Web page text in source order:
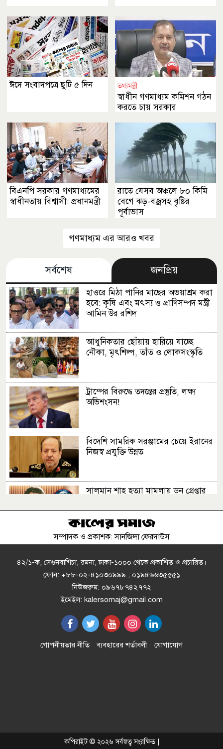
ঈদে সংবাদপত্রে ছুটি ৫ দিন তথ্যমন্ত্রী
স্বাধীন গণমাধ্যম কমিশন গঠন
করতে চায় সরকার
বিএনপি সরকার গণমাধ্যমের
স্বাধীনতায় বিশ্বাসী: প্রধানমন্ত্রী
রাতে যেসব অঞ্চলে ৮০ কিমি
বেগে ঝড়-বজ্রসহ বৃষ্টির
পূর্বাভাস
গণমাধ্যম এর আরও খবর
সর্বশেষ জনপ্রিয়
হাওরে মিঠা পানির মাছের অভয়াশ্রম করা
হবে: কৃষি এবং মৎস্য ও প্রাণিসম্পদ মন্ত্রী
আমিন উর রশিদ
আধুনিকতার ছোঁয়ায় হারিয়ে যাচ্ছে
নৌকা, মৃৎশিল্প, তাঁত ও লোকসংস্কৃতি
ট্রাম্পের বিরুদ্ধে তদন্তের প্রস্তুতি, লক্ষ্য
অভিশংসন!
বিদেশি সামরিক সরঞ্জামের চেয়ে ইরানের
নিজস্ব প্রযুক্তি উন্নত
সালমান শাহ হত্যা মামলায় ডন গ্রেপ্তার
রাষ্ট্রপতি নির্বাচনে ১১ দলীয় জোটের প্রার্থী
লবণ চাষিদের কষ্ট লাঘবে শিগগিরই
নতুন মূল্য নির্ধারণ করা হবে : প্রধানমন্ত্রী
আকস্মিক পরিদর্শনে স্থাস্থ্যমন্ত্রী, চাঁদপুরের
সিভিল সার্জন বরখাস্ত
পাল্টা হুঁশিয়ারি ফিফার
সম্পাদক ও প্রকাশক: সানজিদা ফেরদাউস
৪২/১-ক, সেগুনবাগিচা, রমনা, ঢাকা-১০০০ থেকে প্রকাশিত ও প্রচারিত।
ফোন: +৮৮-০২-৪১০৩০৯৯৯ , ০১৯৪৬৬৩৫৫৫১
নিউজরুম: ০৯৬৭৮৭৪২৭৭২
ইমেইল: kalersomaj@gmail.com
গোপনীয়তার নীতি ব্যবহারের শর্তাবলী যোগাযোগ
কপিরাইট © ২০২৬ সর্বস্বত্ব সংরক্ষিত |